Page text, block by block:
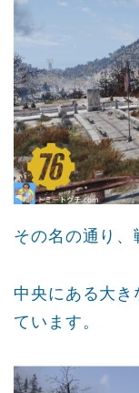
その名の通り、
中央にある大
ています。